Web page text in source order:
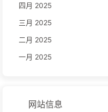
四月 2025
三月 2025
二月 2025
一月 2025
网站信息